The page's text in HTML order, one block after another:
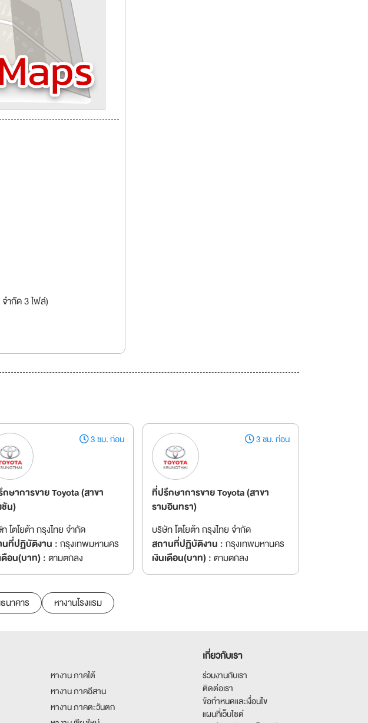
ำกัด 3 ไฟล์)
3 ชม. ก่อน
ษาการขาย Toyota (สาขา
น)
โตโยต้า กรุงไทย จำกัด
ที่ปฏิบัติงาน :กรุงเทพมหานคร
ดือน(บาท) :ตามตกลง
3 ชม. ก่อน
ที่ปรึกษาการขาย Toyota (สาขา
รามอินทรา)
บริษัท โตโยต้า กรุงไทย จำกัด
สถานที่ปฏิบัติงาน :กรุงเทพมหานคร
เงินเดือน(บาท) :ตามตกลง
นาคาร หางานโรงแรม
หางาน ภาคใต้
หางาน ภาคอีสาน
หางาน ภาคตะวันตก
เกี่ยวกับเรา
ร่วมงานกับเรา
ติดต่อเรา
ข้อกำหนดและเงื่อนไข
แผนที่เว็บไซต์